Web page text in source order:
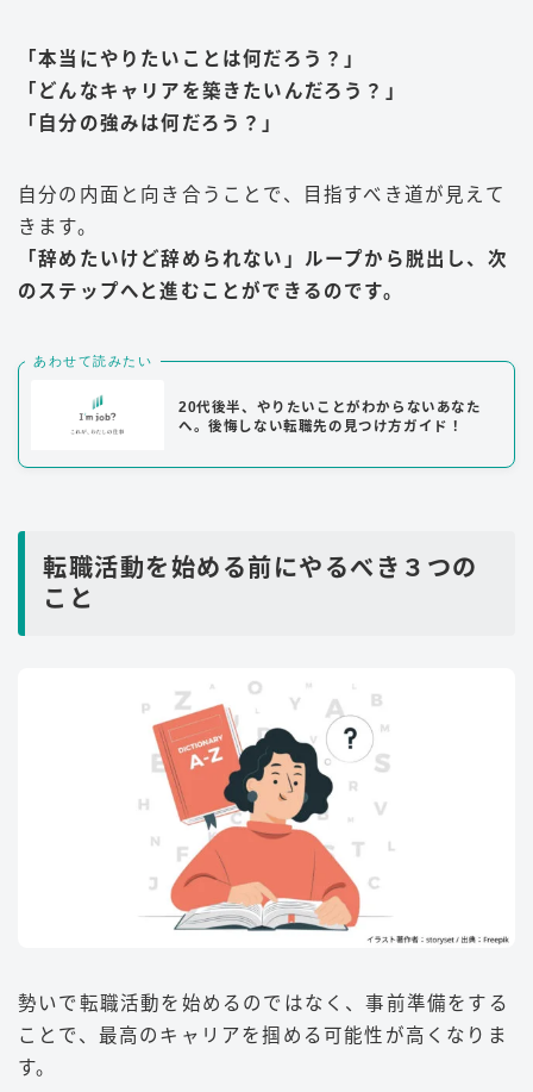
「本当にやりたいことは何だろう？」
「どんなキャリアを築きたいんだろう？」
「自分の強みは何だろう？」
自分の内面と向き合うことで、目指すべき道が見えて
きます。
「辞めたいけど辞められない」ループから脱出し、次
のステップへと進むことができるのです。
あわせて読みたい
20代後半、やりたいことがわからないあなた
へ。後悔しない転職先の見つけ方ガイド！
転職活動を始める前にやるべき３つの
こと
勢いで転職活動を始めるのではなく、事前準備をする
ことで、最高のキャリアを掴める可能性が高くなりま
す。